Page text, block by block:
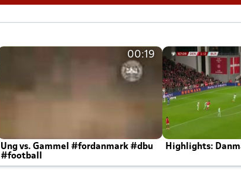
00:19
Ung vs. Gammel #fordanmark #dbu
#football
Highlights: